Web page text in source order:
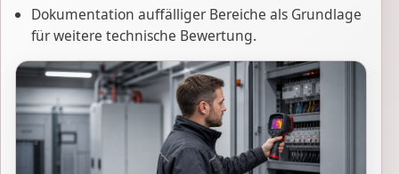
Dokumentation auffälliger Bereiche als Grundlage
für weitere technische Bewertung.